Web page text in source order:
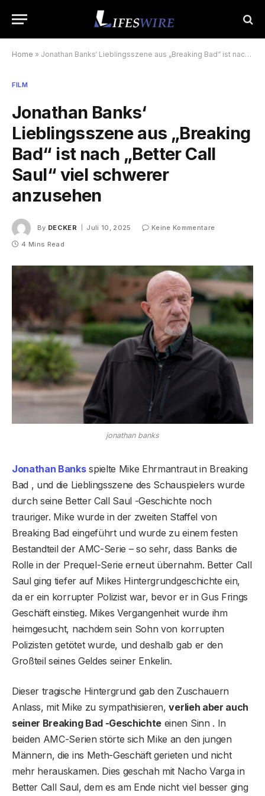
Home » Jonathan Banks‘ Lieblingsszene aus „Breaking Bad“ ist nach „Better Call Saul“ viel schwerer anzusehen
FILM
Jonathan Banks‘
Lieblingsszene aus „Breaking
Bad“ ist nach „Better Call
Saul“ viel schwerer
anzusehen
By DECKER Juli 10, 2025
Keine Kommentare
4 Mins Read
jonathan banks
Jonathan Banksspielte Mike Ehrmantraut in Breaking
Bad , und die Lieblingsszene des Schauspielers wurde
durch seine Better Call Saul -Geschichte noch
trauriger. Mike wurde in der zweiten Staffel von
Breaking Bad eingeführt und wurde zu einem festen
Bestandteil der AMC-Serie – so sehr, dass Banks die
Rolle in der Prequel-Serie erneut übernahm. Better Call
Saul ging tiefer auf Mikes Hintergrundgeschichte ein,
da er ein korrupter Polizist war, bevor er in Gus Frings
Geschäft einstieg. Mikes Vergangenheit wurde ihm
heimgesucht, nachdem sein Sohn von korrupten
Polizisten getötet wurde, und deshalb gab er den
Großteil seines Geldes seiner Enkelin.
Dieser tragische Hintergrund gab den Zuschauern
Anlass, mit Mike zu sympathisieren,verlieh aber auch
seiner Breaking Bad -Geschichte einen Sinn . In
beiden AMC-Serien störte sich Mike an den jungen
Männern, die ins Meth-Geschäft gerieten und nicht
mehr herauskamen. Dies geschah mit Nacho Varga in
Better Call Saul, dem es am Ende nicht viel besser ging